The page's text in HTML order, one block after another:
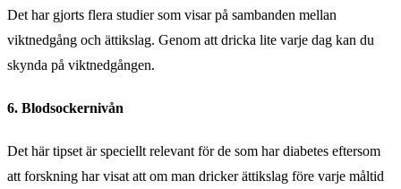
Det har gjorts flera studier som visar på sambanden mellan
viktnedgång och ättikslag. Genom att dricka lite varje dag kan du
skynda på viktnedgången.
6. Blodsockernivån
Det här tipset är speciellt relevant för de som har diabetes eftersom
att forskning har visat att om man dricker ättikslag före varje måltid